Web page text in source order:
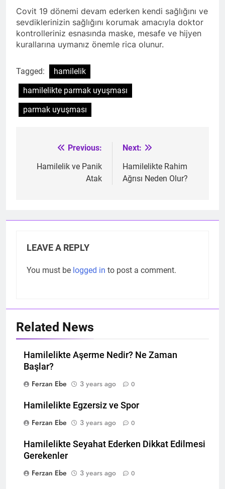
Covit 19 dönemi devam ederken kendi sağlığını ve
sevdiklerinizin sağlığını korumak amacıyla doktor
kontrolleriniz esnasında maske, mesafe ve hijyen
kurallarına uymanız önemle rica olunur.
Tagged:
hamilelik
hamilelikte parmak uyuşması
parmak uyuşması
navigation
Previous:
Hamilelik ve Panik
Atak
Next:
Hamilelikte Rahim
Ağrısı Neden Olur?
LEAVE A REPLY
You must be logged in to post a comment.
Related News
Hamilelikte Aşerme Nedir? Ne Zaman
Başlar?
Ferzan Ebe
3 years ago 0
Hamilelikte Egzersiz ve Spor
Ferzan Ebe
3 years ago 0
Hamilelikte Seyahat Ederken Dikkat Edilmesi
Gerekenler
Ferzan Ebe
3 years ago 0